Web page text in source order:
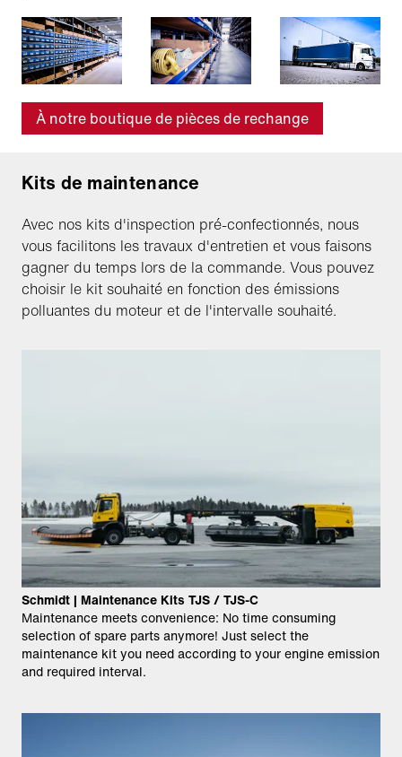
À notre boutique de pièces de rechange
Kits de maintenance
Avec nos kits d'inspection pré-confectionnés, nous
vous facilitons les travaux d'entretien et vous faisons
gagner du temps lors de la commande. Vous pouvez
choisir le kit souhaité en fonction des émissions
polluantes du moteur et de l'intervalle souhaité.
Schmidt | Maintenance Kits TJS / TJS-C
Maintenance meets convenience: No time consuming
selection of spare parts anymore! Just select the
maintenance kit you need according to your engine emission
and required interval.